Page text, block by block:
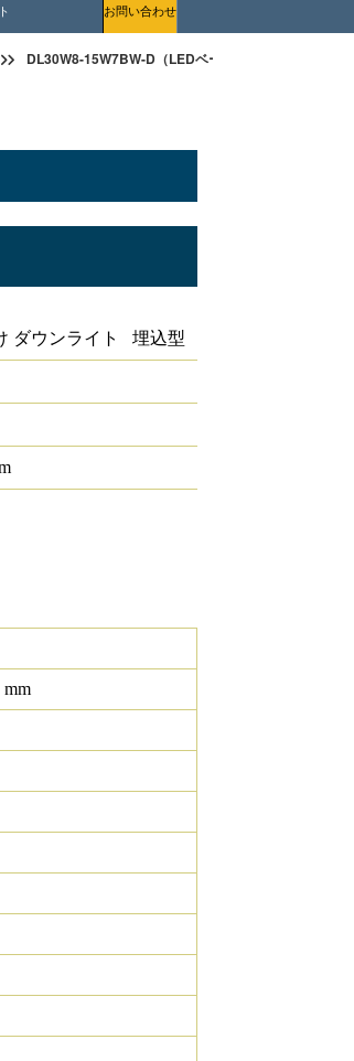
用いただくためにお問い合わせ
DL30W8-15W7BW-D（LEDベースダウンライトφ150
ダウンライト 埋込型
mm